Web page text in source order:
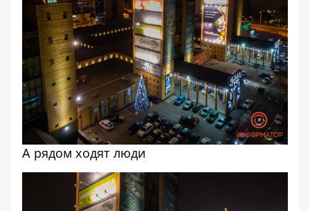
А рядом ходят люди